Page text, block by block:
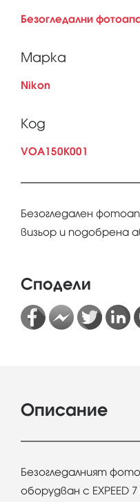
Безогледални
Марка
Nikon
Код
VOA150K001
Безогледален
визьор и подобрена
Сподели
Описание
Безогледалният
оборудван с EXPEED